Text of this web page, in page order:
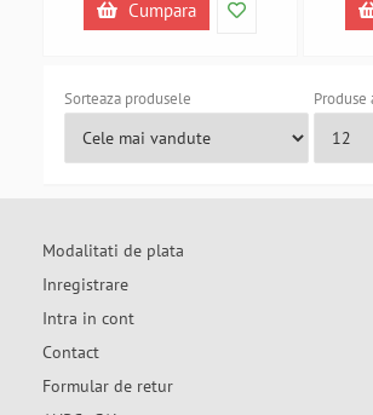
Cumpara
Sorteaza produsele Produse
Modalitati de plata
Inregistrare
Intra in cont
Contact
Formular de retur